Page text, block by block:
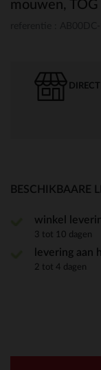
mouwen,
BESCHIKBAARE
winkel
3 tot 10 dagen
levering aan
2 tot 4 dagen